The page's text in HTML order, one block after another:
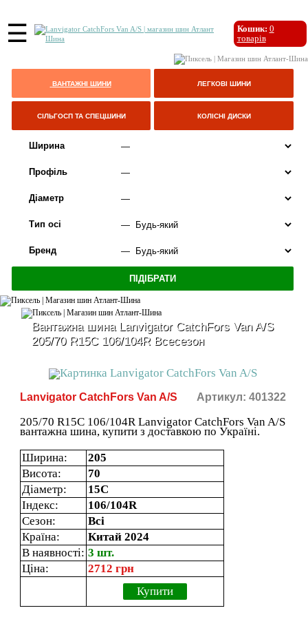
☰ Кошик: 0
товарів
ВАНТАЖНІ ШИНИ ЛЕГКОВІ ШИНИ
СІЛЬГОСП ТА СПЕЦШИНИ КОЛІСНІ ДИСКИ
Ширина
Профіль
Діаметр
Тип осі
Бренд
Вантажна шина Lanvigator CatchFors Van A/S
205/70 R15C 106/104R Всесезон
Lanvigator CatchFors Van A/S Артикул: 401322
205/70 R15C 106/104R Lanvigator CatchFors Van A/S
вантажна шина, купити з доставкою по Україні.
Ширина:
205
Висота:
70
Діаметр:
15C
Індекс:
106/104R
Сезон:
Всі
Країна:
Китай 2024
В наявності: 3 шт.
Ціна:
2712 грн
Купити